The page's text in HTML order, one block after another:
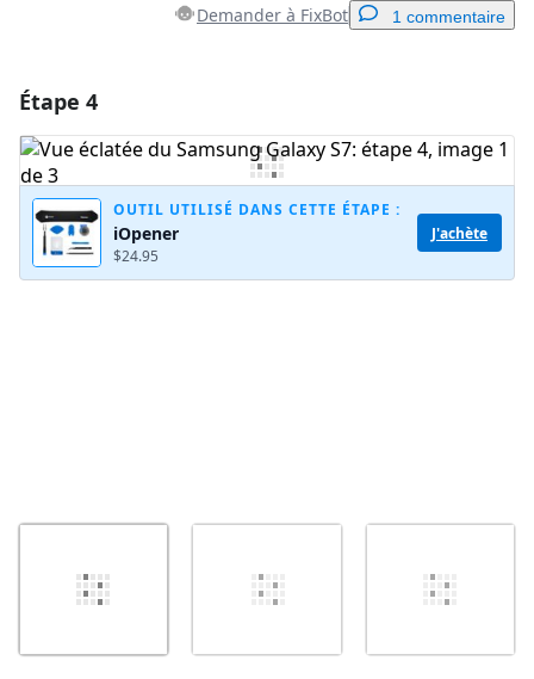
Demander à FixBot 1 commentaire
Ajouter un commentaire
Étape 4
OUTIL UTILISÉ DANS CETTE ÉTAPE :
iOpener
$24.95
J'achète